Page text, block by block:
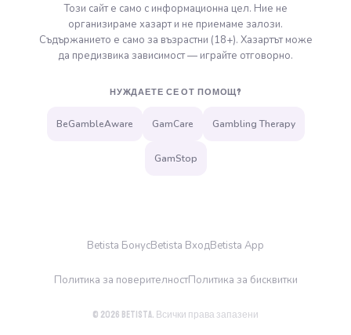
Този сайт е само с информационна цел. Ние не
организираме хазарт и не приемаме залози.
Съдържанието е само за възрастни (18+). Хазартът може
да предизвика зависимост — играйте отговорно.
НУЖДАЕТЕ СЕ ОТ ПОМОЩ?
BeGambleAware GamCare Gambling Therapy
GamStop
Betista БонусBetista ВходBetista App
Политика за поверителностПолитика за бисквитки
© 2026 Betista. Всички права запазени